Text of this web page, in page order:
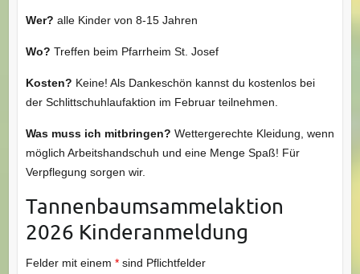
Wer? alle Kinder von 8-15 Jahren
Wo? Treffen beim Pfarrheim St. Josef
Kosten? Keine! Als Dankeschön kannst du kostenlos bei
der Schlittschuhlaufaktion im Februar teilnehmen.
Was muss ich mitbringen? Wettergerechte Kleidung, wenn
möglich Arbeitshandschuh und eine Menge Spaß! Für
Verpflegung sorgen wir.
Tannenbaumsammelaktion
2026 Kinderanmeldung
Felder mit einem *sind Pflichtfelder